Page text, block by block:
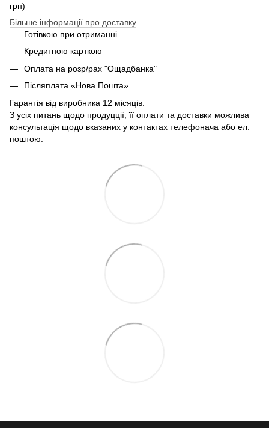
грн)
Більше інформації про доставку
Готівкою при отриманні
Кредитною карткою
Оплата на розр/рах "Ощадбанка"
Післяплата «Нова Пошта»
Гарантія від виробника 12 місяців.
З усіх питань щодо продуцції, її оплати та доставки можлива
консультація щодо вказаних у контактах телефонача або ел.
поштою.